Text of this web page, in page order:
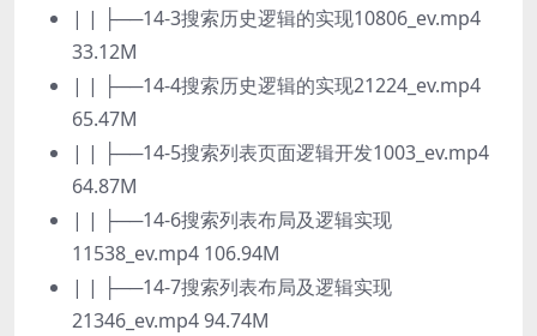
| | ├──14-3搜索历史逻辑的实现10806_ev.mp4
33.12M
| | ├──14-4搜索历史逻辑的实现21224_ev.mp4
65.47M
| | ├──14-5搜索列表页面逻辑开发1003_ev.mp4
64.87M
| | ├──14-6搜索列表布局及逻辑实现
11538_ev.mp4 106.94M
| | ├──14-7搜索列表布局及逻辑实现
21346_ev.mp4 94.74M